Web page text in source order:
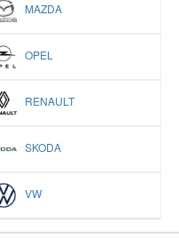
MAZDA
OPEL
RENAULT
SKODA
VW